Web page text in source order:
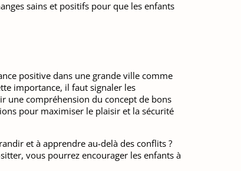
sains et positifs pour que les enfants
positive dans une grande ville comme
importance, il faut signaler les
une compréhension du concept de bons
pour maximiser le plaisir et la sécurité
et à apprendre au-delà des conflits ?
vous pourrez encourager les enfants à